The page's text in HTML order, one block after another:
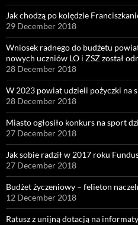
Jak chodzą po kolędzie
29 December 2018
Wniosek radnego do budżetu
nowych uczniów LO i ZSZ został
28 December 2018
W 2023 powiat udzieli pożyczki na
28 December 2018
Miasto ogłosiło konkurs na sport
27 December 2018
Jak sobie radził w 2017 roku
27 December 2018
Budżet życzeniowy – felieton
12 December 2018
Ratusz z unijną dotacją na